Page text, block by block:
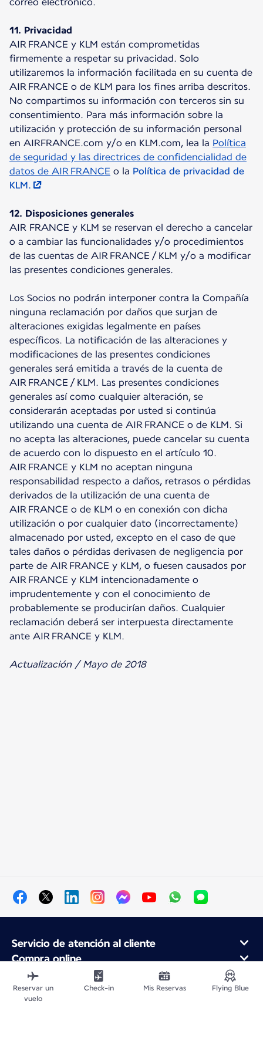
11. Privacidad
AIR FRANCE y KLM están comprometidas
firmemente a respetar su privacidad. Solo
utilizaremos la información facilitada en su cuenta de
AIR FRANCE o de KLM para los fines arriba descritos.
No compartimos su información con terceros sin su
consentimiento. Para más información sobre la
utilización y protección de su información personal
en AIRFRANCE.com y/o en KLM.com, lea la Política
de seguridad y las directrices de confidencialidad de
datos de AIR FRANCE o la Política de privacidad de
KLM.
12. Disposiciones generales
AIR FRANCE y KLM se reservan el derecho a cancelar
o a cambiar las funcionalidades y/o procedimientos
de las cuentas de AIR FRANCE / KLM y/o a modificar
las presentes condiciones generales.
Los Socios no podrán interponer contra la Compañía
ninguna reclamación por daños que surjan de
alteraciones exigidas legalmente en países
específicos. La notificación de las alteraciones y
modificaciones de las presentes condiciones
generales será emitida a través de la cuenta de
AIR FRANCE / KLM. Las presentes condiciones
generales así como cualquier alteración, se
considerarán aceptadas por usted si continúa
utilizando una cuenta de AIR FRANCE o de KLM. Si
no acepta las alteraciones, puede cancelar su cuenta
de acuerdo con lo dispuesto en el artículo 10.
AIR FRANCE y KLM no aceptan ninguna
responsabilidad respecto a daños, retrasos o pérdidas
derivados de la utilización de una cuenta de
AIR FRANCE o de KLM o en conexión con dicha
utilización o por cualquier dato (incorrectamente)
almacenado por usted, excepto en el caso de que
tales daños o pérdidas derivasen de negligencia por
parte de AIR FRANCE y KLM, o fuesen causados por
AIR FRANCE y KLM intencionadamente o
imprudentemente y con el conocimiento de
probablemente se producirían daños. Cualquier
reclamación deberá ser interpuesta directamente
ante AIR FRANCE y KLM.
Actualización / Mayo de 2018
Servicio de atención al cliente
Compra online
Programa de fidelidad y socios
Acerca de Air France
Aplicación móvil Air France
Reservar un
vuelo
Check-in Mis Reservas Flying Blue